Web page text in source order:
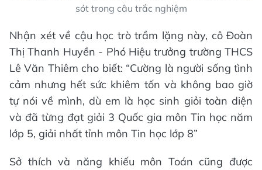
sót trong câu trắc nghiệm
Nhận xét về cậu học trò trầm lặng này, cô Đoàn
Thị Thanh Huyền - Phó Hiệu trưởng trường THCS
Lê Văn Thiêm cho biết: “Cường là người sống tình
cảm nhưng hết sức khiêm tốn và không bao giờ
tự nói về mình, dù em là học sinh giỏi toàn diện
và đã từng đạt giải 3 Quốc gia môn Tin học năm
lớp 5, giải nhất tỉnh môn Tin học lớp 8”
Sở thích và năng khiếu môn Toán cũng được